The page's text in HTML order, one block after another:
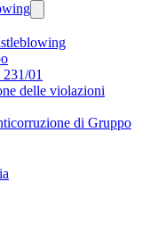
01
delle violazioni
di Gruppo